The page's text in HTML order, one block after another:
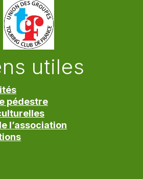
utiles
pédestre
l’association